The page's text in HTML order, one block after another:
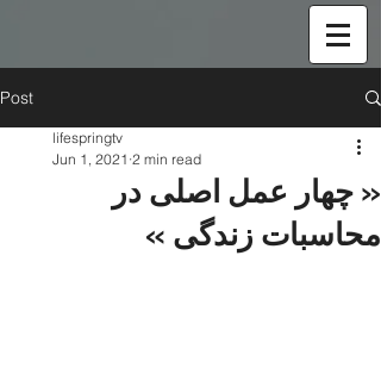
Post
« چهار عمل اصلی در
محاسبات زندگی »
lifespringtv
Jun 1, 2021 2 min read